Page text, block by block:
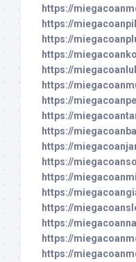
https://
https://
https://
https://
https://
https://
https://
https://
https://
https://
https://
https://
https://
https://
https://
https://
https://